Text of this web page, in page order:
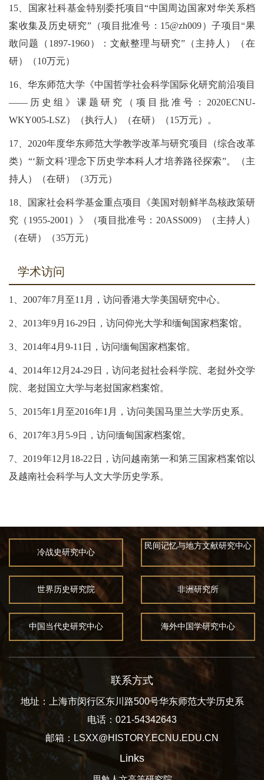
15、国家社科基金特别委托项目“中国周边国家对华关系档
案收集及历史研究”（项目批准号：15@zh009）子项目“果
敢问题（1897-1960）：文献整理与研究”（主持人）（在
研）（10万元）
16、华东师范大学《中国哲学社会科学国际化研究前沿项目
——历史组》课题研究（项目批准号：2020ECNU-
WKY005-LSZ）（执行人）（在研）（15万元）。
17、2020年度华东师范大学教学改革与研究项目（综合改革
类）“‘新文科’理念下历史学本科人才培养路径探索”。（主
持人）（在研）（3万元）
18、国家社会科学基金重点项目《美国对朝鲜半岛核政策研
究（1955-2001）》（项目批准号：20ASS009）（主持人）
（在研）（35万元）
学术访问
1、2007年7月至11月，访问香港大学美国研究中心。
2、2013年9月16-29日，访问仰光大学和缅甸国家档案馆。
3、2014年4月9-11日，访问缅甸国家档案馆。
4、2014年12月24-29日，访问老挝社会科学院、老挝外交学
院、老挝国立大学与老挝国家档案馆。
5、2015年1月至2016年1月，访问美国马里兰大学历史系。
6、2017年3月5-9日，访问缅甸国家档案馆。
7、2019年12月18-22日，访问越南第一和第三国家档案馆以
及越南社会科学与人文大学历史学系。
冷战史研究中心
民间记忆与地方文献研究中心
世界历史研究院 非洲研究所
中国当代史研究中心 海外中国学研究中心
联系方式
地址：上海市闵行区东川路500号华东师范大学历史系
电话：021-54342643
邮箱：LSXX@HISTORY.ECNU.EDU.CN
Links